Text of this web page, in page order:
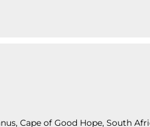
Cape of Good Hope, South